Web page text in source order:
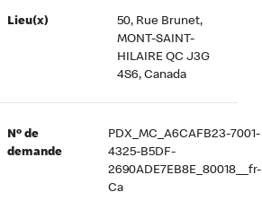
Lieu(x)
50, Rue Brunet,
MONT-SAINT-
HILAIRE QC J3G
4S6, Canada
Nº de
demande
PDX_MC_A6CAFB23-7001-
4325-B5DF-
2690ADE7EB8E_80018__fr-
Ca